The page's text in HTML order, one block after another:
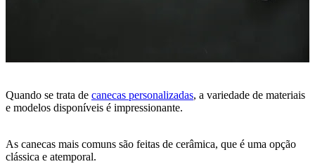
Quando se trata de canecas personalizadas, a variedade de materiais
e modelos disponíveis é impressionante.
As canecas mais comuns são feitas de cerâmica, que é uma opção
clássica e atemporal.